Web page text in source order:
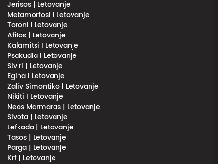
Jerisos | Letovanje
Metamorfosi I Letovanje
Toroni l Letovanje
Afitos | Letovanje
Kalamitsi I Letovanje
Psakudia l Letovanje
Siviri | Letovanje
Egina I Letovanje
Zaliv Simontiko l Letovanje
Nikiti I Letovanje
Neos Marmaras | Letovanje
Sivota | Letovanje
Lefkada | Letovanje
Tasos | Letovanje
Parga | Letovanje
Krf | Letovanje